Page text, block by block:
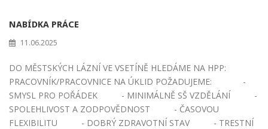
NABÍDKA PRÁCE
11.06.2025
DO MĚSTSKÝCH LÁZNÍ VE VSETÍNĚ HLEDÁME NA HPP:
PRACOVNÍK/PRACOVNICE NA ÚKLID POŽADUJEME: -
SMYSL PRO POŘÁDEK - MINIMÁLNĚ SŠ VZDĚLÁNÍ -
SPOLEHLIVOST A ZODPOVĚDNOST - ČASOVOU
FLEXIBILITU - DOBRÝ ZDRAVOTNÍ STAV - TRESTNÍ